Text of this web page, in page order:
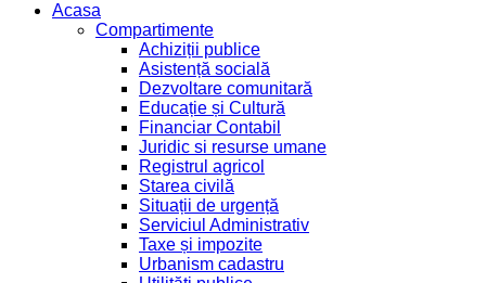
Acasa
Compartimente
Achiziții publice
Asistență socială
Dezvoltare comunitară
Educație și Cultură
Financiar Contabil
Juridic si resurse umane
Registrul agricol
Starea civilă
Situații de urgență
Serviciul Administrativ
Taxe și impozite
Urbanism cadastru